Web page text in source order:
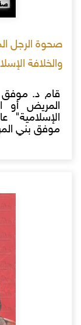
صحوة الرجل
والخلافة
قام د. موفق
المريض أو
موفق بني